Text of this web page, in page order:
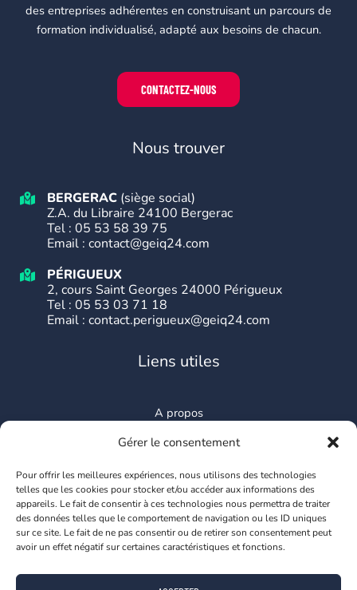
Gérer le consentement
Pour offrir les meilleures expériences, nous utilisons des technologies
telles que les cookies pour stocker et/ou accéder aux informations des
appareils. Le fait de consentir à ces technologies nous permettra de traiter
des données telles que le comportement de navigation ou les ID uniques
sur ce site. Le fait de ne pas consentir ou de retirer son consentement peut
avoir un effet négatif sur certaines caractéristiques et fonctions.
des entreprises adhérentes en construisant un parcours de
formation individualisé, adapté aux besoins de chacun.
CONTACTEZ-NOUS
Nous trouver
BERGERAC (siège social)
Z.A. du Libraire 24100 Bergerac
Tel : 05 53 58 39 75
Email : contact@geiq24.com
PÉRIGUEUX
2, cours Saint Georges 24000 Périgueux
Tel : 05 53 03 71 18
Email : contact.perigueux@geiq24.com
Liens utiles
A propos
Un accompagnement pour les salariés
Offres d’emploi
Contact
Mentions légales
CGU